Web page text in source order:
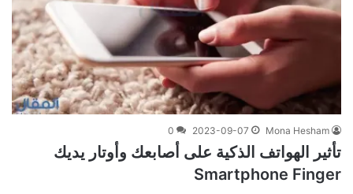
Mona Hesham
2023-09-07
0
تأثير الهواتف الذكية على أصابعك وأوتار يديك
Smartphone Finger